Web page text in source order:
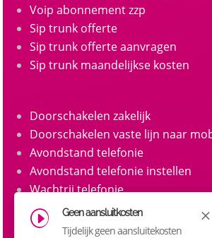
Voip abonnement zzp
Sip trunk offerte
Sip trunk offerte aanvragen
Sip trunk maandelijkse kosten
Doorschakelen zakelijk
Doorschakelen vaste lijn naar
Avondstand telefonie
Avondstand telefonie instellen
Wachtrij telefonie
Call queue telefonie
Belgroepen
M
I Geen aansluitkosten
Tijdelijk geen aansluitekosten